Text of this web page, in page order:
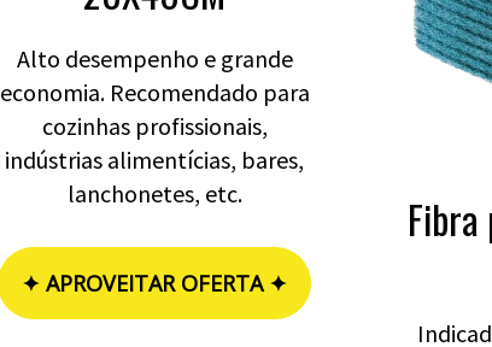
Alto desempenho e grande
economia. Recomendado para
cozinhas profissionais,
indústrias alimentícias, bares,
lanchonetes, etc.
✦ APROVEITAR OFERTA ✦
Fibra